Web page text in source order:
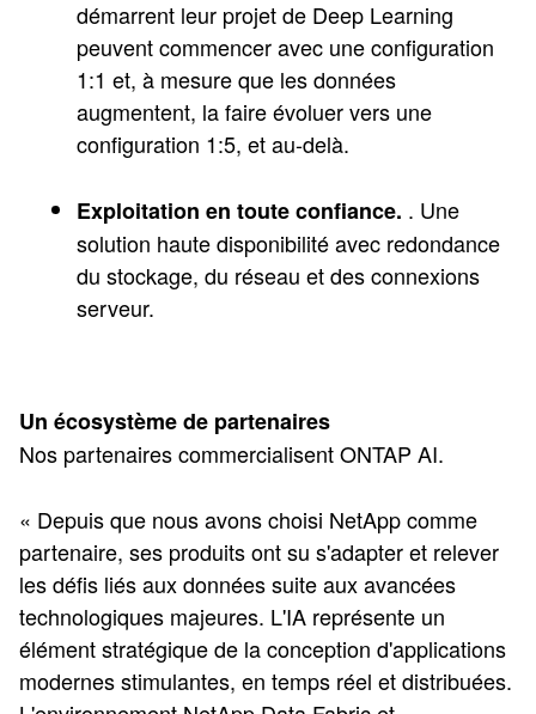
démarrent leur projet de Deep Learning
peuvent commencer avec une configuration
1:1 et, à mesure que les données
augmentent, la faire évoluer vers une
configuration 1:5, et au-delà.
Exploitation en toute confiance. . Une
solution haute disponibilité avec redondance
du stockage, du réseau et des connexions
serveur.
Un écosystème de partenaires
Nos partenaires commercialisent ONTAP AI.
« Depuis que nous avons choisi NetApp comme
partenaire, ses produits ont su s'adapter et relever
les défis liés aux données suite aux avancées
technologiques majeures. L'IA représente un
élément stratégique de la conception d'applications
modernes stimulantes, en temps réel et distribuées.